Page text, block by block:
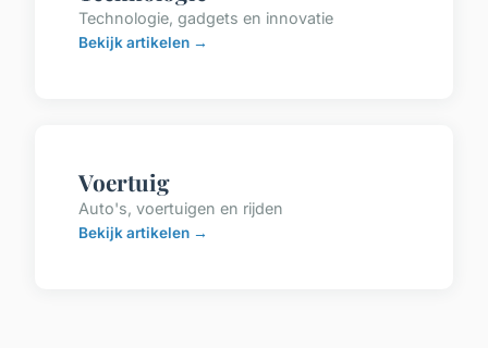
Technologie, gadgets en innovatie
Bekijk artikelen →
Voertuig
Auto's, voertuigen en rijden
Bekijk artikelen →